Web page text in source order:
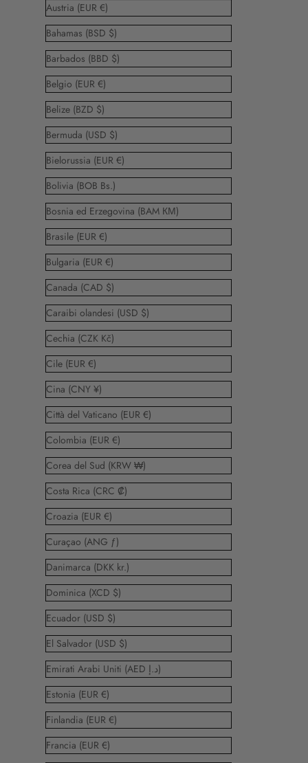
Austria (EUR €)
Bahamas (BSD $)
Barbados (BBD $)
Belgio (EUR €)
Belize (BZD $)
Bermuda (USD $)
Bielorussia (EUR €)
Bolivia (BOB Bs.)
Bosnia ed Erzegovina (BAM КМ)
Brasile (EUR €)
Bulgaria (EUR €)
Canada (CAD $)
Caraibi olandesi (USD $)
Cechia (CZK Kč)
Cile (EUR €)
Cina (CNY ¥)
Città del Vaticano (EUR €)
Colombia (EUR €)
Corea del Sud (KRW ₩)
Costa Rica (CRC ₡)
Croazia (EUR €)
Curaçao (ANG ƒ)
Danimarca (DKK kr.)
Dominica (XCD $)
Ecuador (USD $)
El Salvador (USD $)
Emirati Arabi Uniti (AED د.إ)
Estonia (EUR €)
Finlandia (EUR €)
Francia (EUR €)